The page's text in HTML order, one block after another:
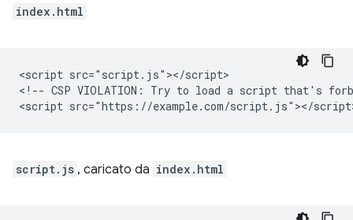
index.html
<script src="script.js"></script>
<!-- CSP VIOLATION: Try to load a script that's
script.js , caricato da index.html